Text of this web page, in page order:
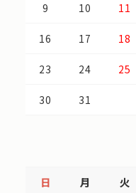
9 10 11
16 17 18
23 24 25
30 31
日 月 火